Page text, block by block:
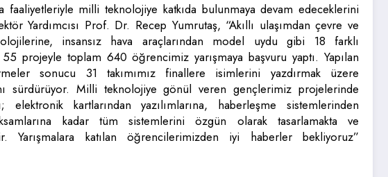
faaliyetleriyle milli teknolojiye katkıda bulunmaya devam edeceklerini
Yardımcısı Prof. Dr. Recep Yumrutaş, “Akıllı ulaşımdan çevre ve
insansız hava araçlarından model uydu gibi 18 farklı
projeyle toplam 640 öğrencimiz yarışmaya başvuru yaptı. Yapılan
sonucu 31 takımımız finallere isimlerini yazdırmak üzere
sürdürüyor. Milli teknolojiye gönül veren gençlerimiz projelerinde
elektronik kartlarından yazılımlarına, haberleşme sistemlerinden
kadar tüm sistemlerini özgün olarak tasarlamakta ve
Yarışmalara katılan öğrencilerimizden iyi haberler bekliyoruz”